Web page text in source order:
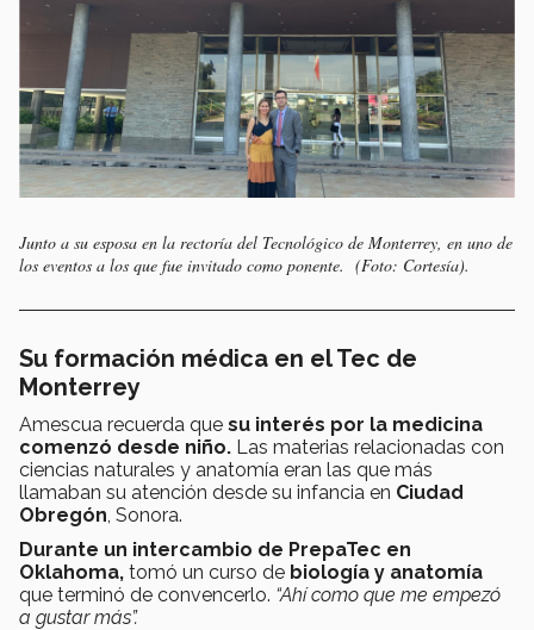
Junto a su esposa en la rectoría del Tecnológico de Monterrey, en uno de
los eventos a los que fue invitado como ponente. (Foto: Cortesía).
Su formación médica en el Tec de
Monterrey
Amescua recuerda que su interés por la medicina
comenzó desde niño. Las materias relacionadas con
ciencias naturales y anatomía eran las que más
llamaban su atención desde su infancia en Ciudad
Obregón , Sonora.
Durante un intercambio de PrepaTec en
Oklahoma, tomó un curso de biología y anatomía
que terminó de convencerlo. “Ahí como que me empezó
a gustar más”.